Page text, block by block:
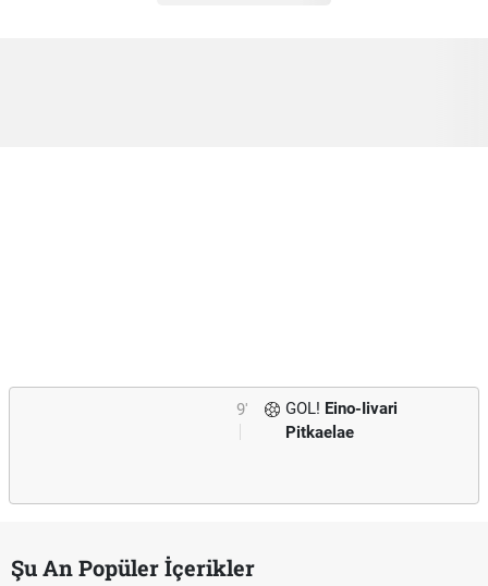
9' GOL! Eino-Iivari
Pitkaelae
Şu An Popüler İçerikler